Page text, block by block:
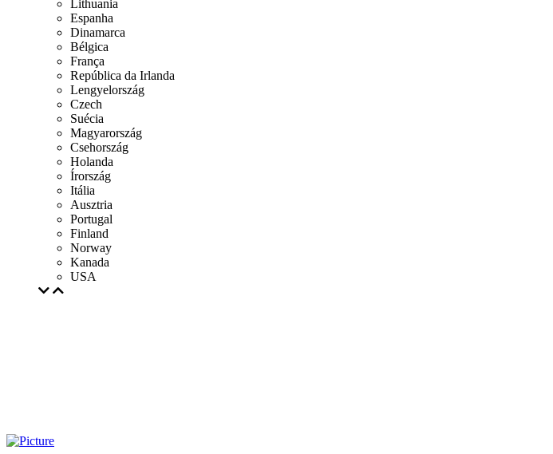
Lithuania
Espanha
Dinamarca
Bélgica
França
República da Irlanda
Lengyelország
Czech
Suécia
Magyarország
Csehország
Holanda
Írország
Itália
Ausztria
Portugal
Finland
Norway
Kanada
USA